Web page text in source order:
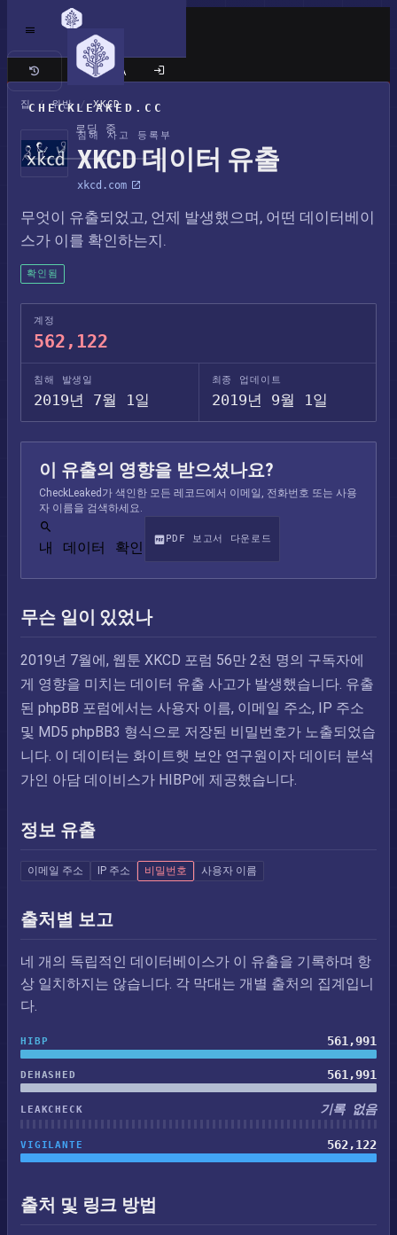
CHECKLEAKED.CC
로딩 중
클래식 사이트
집 / 위반 / XKCD
침해 사고 등록부
XKCD 데이터 유출
xkcd.com
무엇이 유출되었고, 언제 발생했으며, 어떤 데이터베이
스가 이를 확인하는지.
확인됨
계정
562,122
침해 발생일
2019년 7월 1일
최종 업데이트
2019년 9월 1일
이 유출의 영향을 받으셨나요?
CheckLeaked가 색인한 모든 레코드에서 이메일, 전화번호 또는 사용
자 이름을 검색하세요.
내 데이터 확인
PDF 보고서 다운로드
무슨 일이 있었나
2019년 7월에, 웹툰 XKCD 포럼 56만 2천 명의 구독자에
게 영향을 미치는 데이터 유출 사고가 발생했습니다. 유출
된 phpBB 포럼에서는 사용자 이름, 이메일 주소, IP 주소
및 MD5 phpBB3 형식으로 저장된 비밀번호가 노출되었습
니다. 이 데이터는 화이트햇 보안 연구원이자 데이터 분석
가인 아담 데이비스가 HIBP에 제공했습니다.
정보 유출
이메일 주소 IP 주소 비밀번호 사용자 이름
출처별 보고
네 개의 독립적인 데이터베이스가 이 유출을 기록하며 항
상 일치하지는 않습니다. 각 막대는 개별 출처의 집계입니
다.
HIBP 561,991
DEHASHED 561,991
LEAKCHECK 기록 없음
VIGILANTE 562,122
출처 및 링크 방법